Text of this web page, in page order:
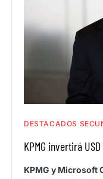
DESTACADOS
KPMG invertirá
KPMG y Microsoft